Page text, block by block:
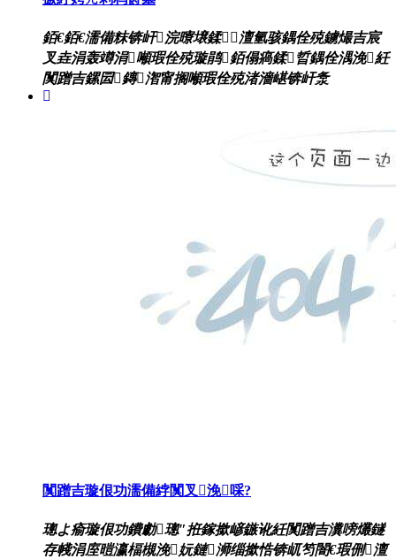
銆€銆€濡備粖锛屽浣曢壌鍒澶氫骇鍝佺殑鐪熶吉宸
叉垚涓轰竴涓噸瑕佺殑璇鹃銆傝瘑鍒晢鍝佺湡浼紝
闃蹭吉鏍囩鏄潪甯搁噸瑕佺殑渚濇嵁锛屽洜
闃蹭吉璇佷功濡備綍闃叉浼啋?
璁よ瘉璇佷功鐨勮璁″拰鎵撳嵃鏃讹紝闃蹭吉瀵嗙爜鐩
存帴涓庢暟瀛楅槻浼妧鏈浉缁撳悎锛屼笉闇€瑕侀澶